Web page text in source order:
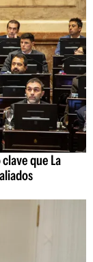
que La